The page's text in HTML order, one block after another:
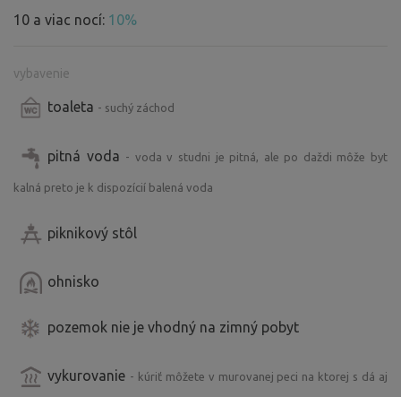
10 a viac nocí: 10%
vybavenie
toaleta - suchý záchod
pitná voda - voda v studni je pitná, ale po daždi môže byt
kalná preto je k dispozícií balená voda
piknikový stôl
ohnisko
pozemok nie je vhodný na zimný pobyt
vykurovanie - kúriť môžete v murovanej peci na ktorej s dá aj